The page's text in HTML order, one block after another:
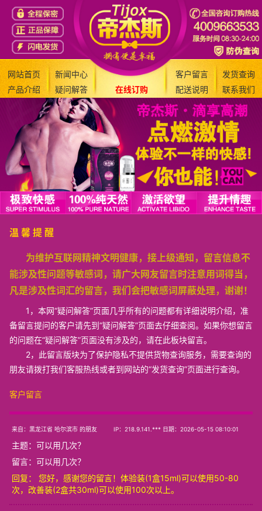
网站首页 新闻中心 客户留言
发货查询
产品介绍
疑问解答 在线订购 配送说明 联系我们
温 馨 提 醒
为维护互联网精神文明健康，接上级通知，留言信息不
能涉及性问题等敏感词，请广大网友留言时注意用词得当，
凡是涉及性词汇的留言，我们会把敏感词屏蔽处理，谢谢！
1，本网“疑问解答”页面几乎所有的问题都有详细说明介绍，准
备留言提问的客户请先到“疑问解答”页面去仔细查阅。如果你想留言
的问题在“疑问解答”页面没有涉及的，请在此板块留言。
2，此留言版块为了保护隐私不提供货物查询服务，需要查询的
朋友请拨打我们客服热线或者到网站的“发货查询”页面进行查询。
客户留言
来自：黑龙江省 哈尔滨市 的朋友 IP：218.9.141.*** 日期：2026-05-15 08:10:01
主题： 可以用几次？
留言：可以用几次？
回复： 您好，感谢您的留言！体验装(1盒15ml)可以使用50-80
次，改善装(2盒共30ml)可以使用100次以上。